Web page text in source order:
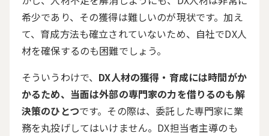
希少であり、その獲得は難しいのが現状です。加え
て、育成方法も確立されていないため、自社でDX人
材を確保するのも困難でしょう。
そういうわけで、 DX人材の獲得・育成には時間がか
かるため、当面は外部の専門家の力を借りるのも解
決策のひとつです。その際は、委託した専門家に業
務を丸投げしてはいけません。 DX担当者主導のも